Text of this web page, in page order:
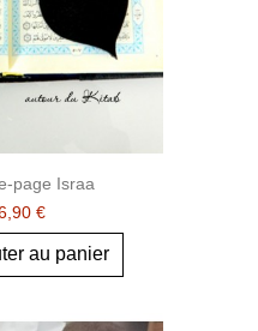
page Israa
€
au panier